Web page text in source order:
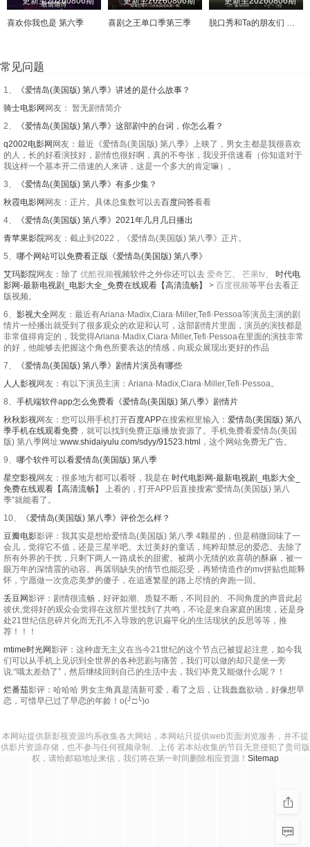
喜欢你我也是 第六季 喜剧之王单口季第三季 脱口秀和Ta的朋友们 第三季
常见问题
1、
《爱情岛(美国版) 第八季》讲述的是什么故事？
骑士电影网网友： 暂无剧情简介
2、
《爱情岛(美国版) 第八季》这部剧中的台词，你怎么看？
q2002电影网网友：最近《爱情岛(美国版) 第八季》上映了，男女主都是我很喜欢
的人，长的好看演技好，剧情也很好啊，真的不夸张，我没开倍速看（你知道对于
我这样一个基本开二倍速的人来讲，这是一个多大的肯定嘛）。
3、
《爱情岛(美国版) 第八季》有多少集？
秋霞电影网网友：正片。具体总集数可以去百度问答看看
4、
《爱情岛(美国版) 第八季》2021年几月几日播出
青苹果影院网友：截止到2022，《爱情岛(美国版) 第八季》正片。
5、 哪个网站可以免费看正版《爱情岛(美国版) 第八季》
艾玛影院网友：除了 优酷视频视频软件之外你还可以去 爱奇艺、 芒果tv、 时代电
影网-最新电视剧_电影大全_免费在线观看【高清流畅】 > 百度视频等平台去看正
版视频。
6、 影视大全网友：最近有Ariana·Madix,Ciara·Miller,Tefi·Pessoa等演员主演的剧
情片一经播出就受到了很多观众的欢迎和认可，这部剧情片里面，演员的演技都是
非常值得肯定的，我觉得Ariana·Madix,Ciara·Miller,Tefi·Pessoa在里面的演技非常
的好，他能够去把握这个角色所要表达的情感，向观众展现出更好的作品
7、
《爱情岛(美国版) 第八季》剧情片演员有哪些
人人影视网友：有以下演员主演：Ariana·Madix,Ciara·Miller,Tefi·Pessoa。
8、 手机端软件app怎么免费看《爱情岛(美国版) 第八季》剧情片
秋秋影视网友：您可以用手机打开百度APP在搜索框里输入： 爱情岛(美国版) 第八
季手机在线观看免费 ，就可以找到免费正版播放资源了。手机免费看爱情岛(美国
版) 第八季网址:www.shidaiyulu.com/sdyy/91523.html ，这个网站免费无广告。
9、 哪个软件可以看爱情岛(美国版) 第八季
星空影视网友：很多地方都可以看呀，我是在 时代电影网-最新电视剧_电影大全_
免费在线观看【高清流畅】
上看的，打开APP后直接搜索“爱情岛(美国版) 第八
季”就能看了。
10、
《爱情岛(美国版) 第八季》评价怎么样？
豆瓣电影影评：我其实是想给爱情岛(美国版) 第八季 4颗星的，但是稍微回味了一
会儿，觉得它不值，还是三星半吧。太过美好的童话，纯粹却禁忌的爱恋。去除了
所有外界的干扰，只剩下两人一路成长的甜蜜。被两小无猜的欢喜萌的酥麻，被一
眼万年的深情震的动容。再孱弱缺失的情节也能忍受，再矫情造作的mv拼贴也能释
怀，宁愿做一次贪恋美梦的傻子，在追逐繁星的路上尽情的奔跑一回。
丢豆网影评：剧情很流畅，好评如潮、质疑不断，不同目的、不同角度的声音此起
彼伏,觉得好的观众会觉得在这部片里找到了共鸣，不论是来自家庭的困境，还是身
处21世纪信息碎片化而无孔不入导致的意识扁平化的生活现状的反思等等，推
荐！！！
mtime时光网影评：这种虚无主义在当今21世纪的这个节点已被提起注意，如今我
们可以从手机上见识到全世界的各种悲剧与痛苦，我们可以做的却只是坐一旁
说:“哦太差劲了”，然后继续回到自己的生活中去，我们毕竟又能做什么呢？！
烂番茄影评：哈哈哈 男女主角真是清新可爱，看了之后，让我蠢蠢欲动，好像想早
恋，可惜早已过了早恋的年龄！o(╯□╰)o
本网站提供新影视资源均系收集各大网站，本网站只提供web页面浏览服务，并不提
供影片资源存储，也不参与任何视频录制、上传 若本站收集的节目无意侵犯了贵司版
权，请给邮箱地址来信，我们将在第一时间删除相应资源！ Sitemap